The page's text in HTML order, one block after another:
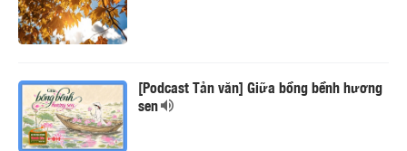
[Podcast Tản văn] Giữa bồng bềnh hương
sen